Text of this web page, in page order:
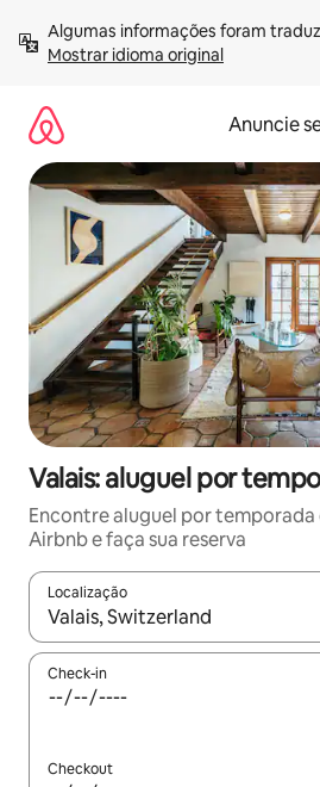
para
Mostrar idioma original
Anuncie
Valais: aluguel por
Encontre aluguel por temporada
Airbnb e faça sua reserva
Localização
Quando os resultados estiverem
Check-in
Checkout